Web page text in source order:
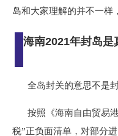
岛和大家理解的并不一样
海南2021年封岛是
全岛封关的意思不是
按照《海南自由贸易
税”正负面清单，对部分